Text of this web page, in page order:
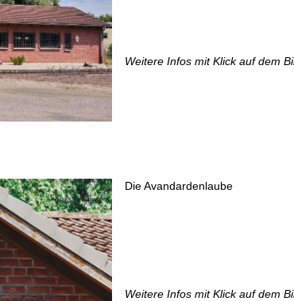
Weitere Infos mit Klick auf dem
Die Avandardenlaube
Weitere Infos mit Klick auf dem